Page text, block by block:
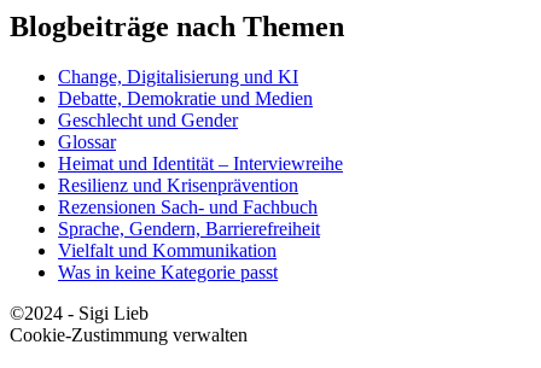
Blogbeiträge nach Themen
Change, Digitalisierung und KI
Debatte, Demokratie und Medien
Geschlecht und Gender
Glossar
Heimat und Identität – Interviewreihe
Resilienz und Krisenprävention
Rezensionen Sach- und Fachbuch
Sprache, Gendern, Barrierefreiheit
Vielfalt und Kommunikation
Was in keine Kategorie passt
©2024 - Sigi Lieb
Cookie-Zustimmung verwalten